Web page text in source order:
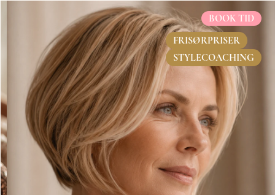
FRISØRPRISER
STYLECOACHING
BOOK TID